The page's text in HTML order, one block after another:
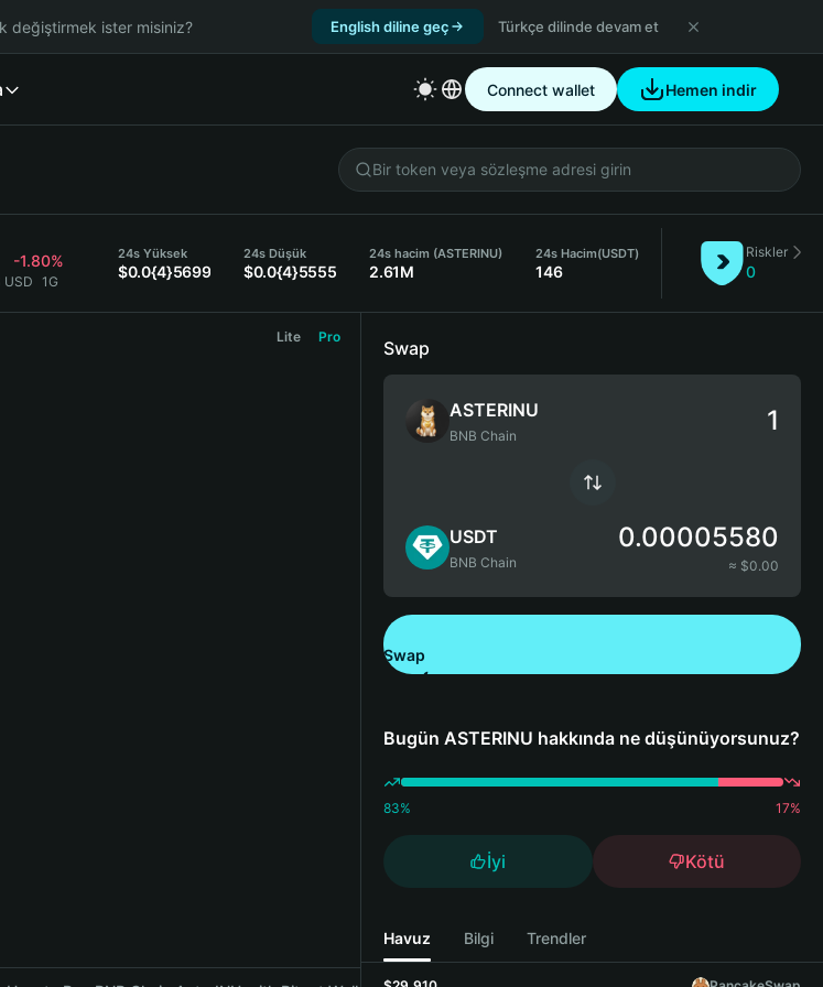
değiştirmek ister misiniz? English diline geç Türkçe dilinde devam et
Connect wallet Hemen indir
-1.80%
USD 1G
24s Yüksek
$0.0{4}5699
24s Düşük
$0.0{4}5555
24s hacim (ASTERINU)
2.61M
24s Hacim(USDT)
146
Riskler
0
Lite Pro
Swap
ASTERINU
BNB Chain
USDT
BNB Chain
0.00005580
≈ $0.00
Swap
Bugün ASTERINU hakkında ne düşünüyorsunuz?
83% 17%
İyi Kötü
Havuz Bilgi Trendler